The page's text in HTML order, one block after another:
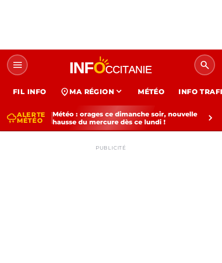
menu search
FIL INFO location_on MA RÉGION expand_more MÉTÉO INFO
thunderstormALERTE
MÉTÉO
Météo : orages ce dimanche soir, nouvelle
hausse du mercure dès ce lundi !
chevron_right
PUBLICITÉ